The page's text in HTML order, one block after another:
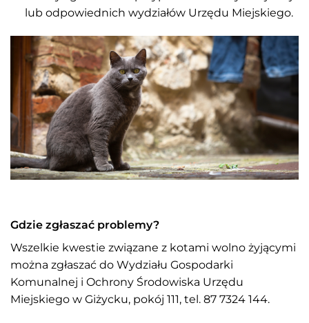
lub odpowiednich wydziałów Urzędu Miejskiego.
Gdzie zgłaszać problemy?
Wszelkie kwestie związane z kotami wolno żyjącymi
można zgłaszać do Wydziału Gospodarki
Komunalnej i Ochrony Środowiska Urzędu
Miejskiego w Giżycku, pokój 111, tel. 87 7324 144.